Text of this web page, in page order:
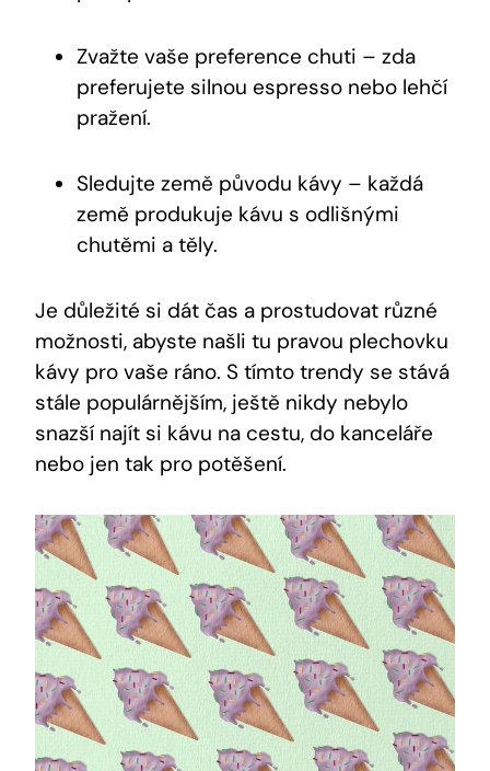
Zvažte vaše preference chuti – zda
preferujete silnou espresso nebo lehčí
pražení.
Sledujte země původu kávy – každá
země produkuje kávu s odlišnými
chutěmi a těly.
Je důležité si dát čas a prostudovat různé
možnosti, abyste našli tu pravou plechovku
kávy pro vaše ráno. S tímto trendy se stává
stále populárnějším, ještě nikdy nebylo
snazší najít si kávu na cestu, do kanceláře
nebo jen tak pro potěšení.